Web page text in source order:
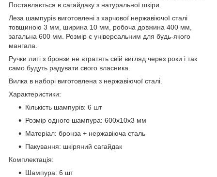
Поставляється в сагайдаку з натуральної шкіри.
Леза шампурів виготовлені з харчової нержавіючої сталі
товщиною 3 мм, ширина 10 мм, робоча довжина 400 мм,
загальна 600 мм. Розмір є універсальним для будь-якого
мангала.
Ручки литі з бронзи не втратять свій вигляд через роки і так
само будуть радувати свого власника.
Вилка в наборі виготовлена з нержавіючої сталі.
Характеристики:
Кількість шампурів: 6 шт
Розмір одного шампура: 600х10х3 мм
Матеріал: бронза + нержавіюча сталь
Пакування: шкіряний сагайдак
Комплектація:
Шампура: 6 шт